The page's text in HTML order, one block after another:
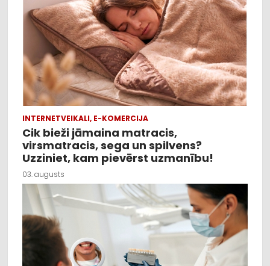
INTERNETVEIKALI, E-KOMERCIJA
Cik bieži jāmaina matracis,
virsmatracis, sega un spilvens?
Uzziniet, kam pievērst uzmanību!
03. augusts